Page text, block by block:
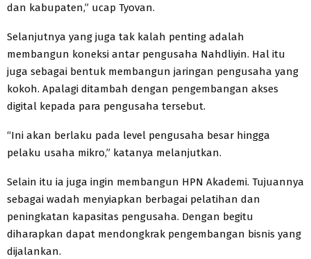
dan kabupaten,” ucap Tyovan.
Selanjutnya yang juga tak kalah penting adalah
membangun koneksi antar pengusaha Nahdliyin. Hal itu
juga sebagai bentuk membangun jaringan pengusaha yang
kokoh. Apalagi ditambah dengan pengembangan akses
digital kepada para pengusaha tersebut.
“Ini akan berlaku pada level pengusaha besar hingga
pelaku usaha mikro,” katanya melanjutkan.
Selain itu ia juga ingin membangun HPN Akademi. Tujuannya
sebagai wadah menyiapkan berbagai pelatihan dan
peningkatan kapasitas pengusaha. Dengan begitu
diharapkan dapat mendongkrak pengembangan bisnis yang
dijalankan.